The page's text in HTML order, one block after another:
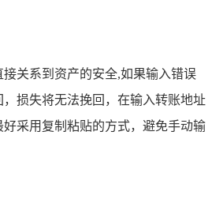
关系到资产的安全,如果输入错误
损失将无法挽回，在输入转账地址
采用复制粘贴的方式，避免手动输